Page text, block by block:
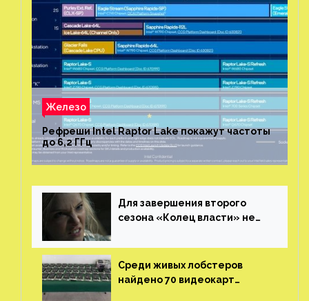
Железо
Рефреши Intel Raptor Lake покажут частоты
до 6,2 ГГц
Для завершения второго
сезона «Колец власти» не
Среди живых лобстеров
найдено 70 видеокарт